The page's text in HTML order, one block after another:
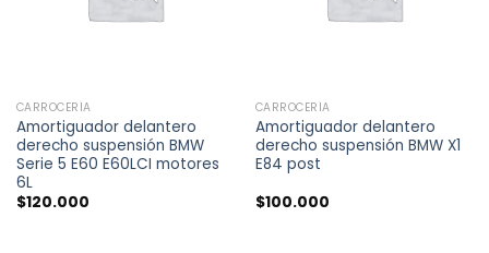
CARROCERÍA
Amortiguador delantero
derecho suspensión BMW
Serie 5 E60 E60LCI motores
6L
$120.000
CARROCERÍA
Amortiguador delantero
derecho suspensión BMW X1
E84 post
$100.000